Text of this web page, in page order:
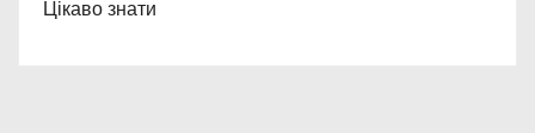
Цікаво знати